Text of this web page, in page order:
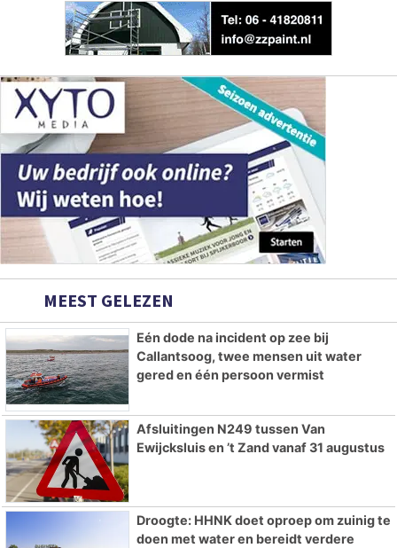
MEEST GELEZEN
Eén dode na incident op zee bij
Callantsoog, twee mensen uit water
gered en één persoon vermist
Afsluitingen N249 tussen Van
Ewijcksluis en ’t Zand vanaf 31 augustus
Droogte: HHNK doet oproep om zuinig te
doen met water en bereidt verdere